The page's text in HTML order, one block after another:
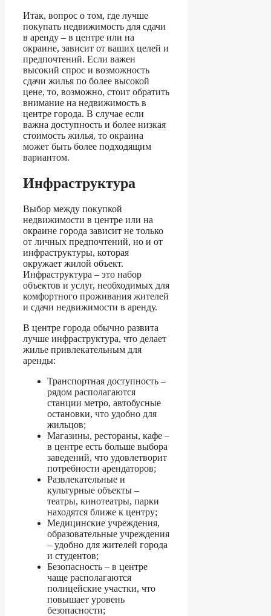
Итак, вопрос о том, где лучше
покупать недвижимость для сдачи
в аренду – в центре или на
окраине, зависит от ваших целей и
предпочтений. Если важен
высокий спрос и возможность
сдачи жилья по более высокой
цене, то, возможно, стоит обратить
внимание на недвижимость в
центре города. В случае если
важна доступность и более низкая
стоимость жилья, то окраина
может быть более подходящим
вариантом.
Инфраструктура
Выбор между покупкой
недвижимости в центре или на
окраине города зависит не только
от личных предпочтений, но и от
инфраструктуры, которая
окружает жилой объект.
Инфраструктура – это набор
объектов и услуг, необходимых для
комфортного проживания жителей
и сдачи недвижимости в аренду.
В центре города обычно развита
лучше инфраструктура, что делает
жилье привлекательным для
аренды:
Транспортная доступность –
рядом располагаются
станции метро, автобусные
остановки, что удобно для
жильцов;
Магазины, рестораны, кафе –
в центре есть больше выбора
заведений, что удовлетворит
потребности арендаторов;
Развлекательные и
культурные объекты –
театры, кинотеатры, парки
находятся ближе к центру;
Медицинские учреждения,
образовательные учреждения
– удобно для жителей города
и студентов;
Безопасность – в центре
чаще располагаются
полицейские участки, что
повышает уровень
безопасности;